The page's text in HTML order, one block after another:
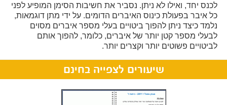
לכנס יחד, ואילו לא ניתן. נסביר את חשיבות הסימן המופיע לפני
כל איבר בפעולת כינוס האיברים הדומים. על ידי מתן דוגמאות,
נלמד כיצד ניתן להפוך ביטויים בעלי מספר איברים מסוים
לבעלי מספר קטן יותר של איברים, כלומר, להפוך אותם
לביטויים פשוטים יותר וקצרים יותר.
שיעורים לצפייה בחינם